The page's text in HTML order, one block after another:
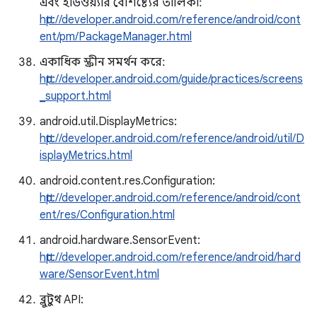
এবং হার্ডওয়্যার বৈশিষ্ট্যের তালিকা:
http://developer.android.com/reference/android/cont
ent/pm/PackageManager.html
একাধিক স্ক্রীন সমর্থন করে:
http://developer.android.com/guide/practices/screens
_support.html
android.util.DisplayMetrics:
http://developer.android.com/reference/android/util/D
isplayMetrics.html
android.content.res.Configuration:
http://developer.android.com/reference/android/cont
ent/res/Configuration.html
android.hardware.SensorEvent:
http://developer.android.com/reference/android/hard
ware/SensorEvent.html
ব্লুটুথ API: